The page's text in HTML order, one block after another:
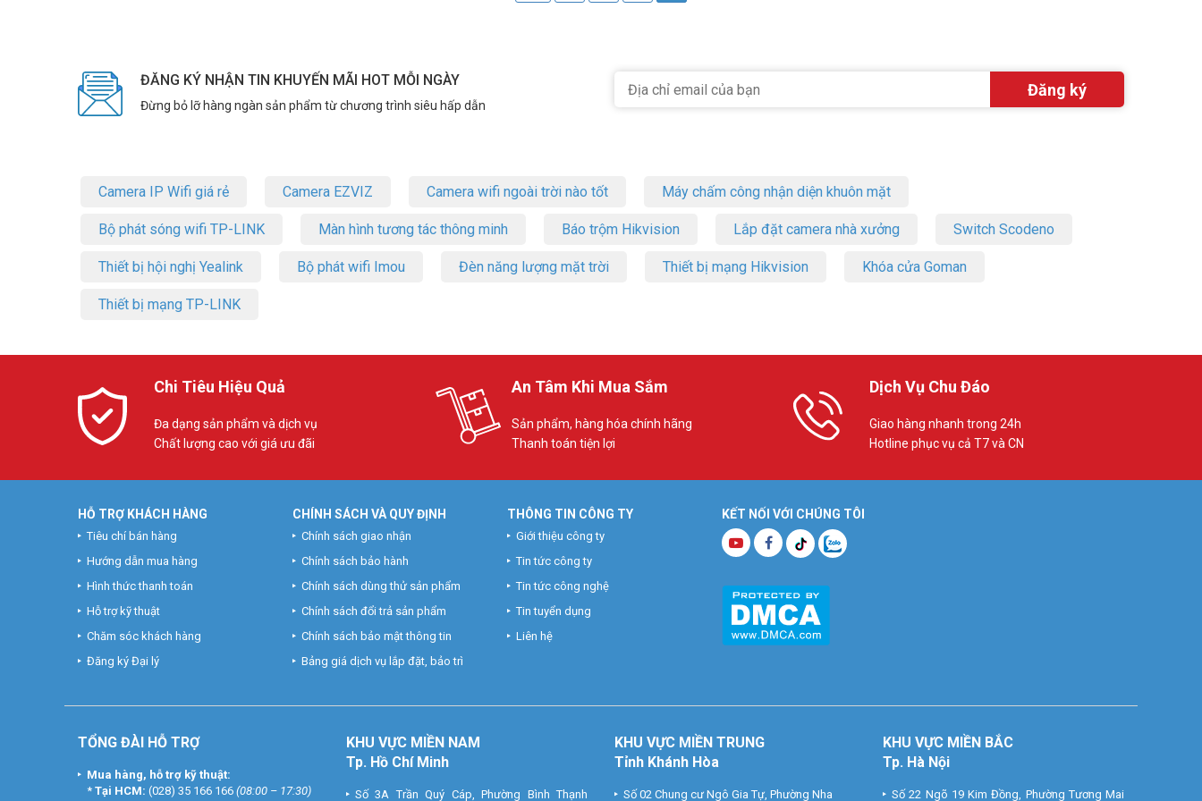
ĐĂNG KÝ NHẬN TIN KHUYẾN MÃI HOT MỖI NGÀY
Đừng bỏ lỡ hàng ngàn sản phẩm từ chương trình siêu hấp dẫn
Camera IP Wifi giá rẻ Camera EZVIZ Camera wifi ngoài trời nào tốt Máy chấm công nhận diện khuôn mặt
Bộ phát sóng wifi TP-LINK Màn hình tương tác thông minh Báo trộm Hikvision Lắp đặt camera nhà xưởng Switch Scodeno
Thiết bị hội nghị Yealink Bộ phát wifi Imou Đèn năng lượng mặt trời Thiết bị mạng Hikvision Khóa cửa Goman
Thiết bị mạng TP-LINK
Chi Tiêu Hiệu Quả
Đa dạng sản phẩm và dịch vụ
Chất lượng cao với giá ưu đãi
An Tâm Khi Mua Sắm
Sản phẩm, hàng hóa chính hãng
Thanh toán tiện lợi
Dịch Vụ Chu Đáo
Giao hàng nhanh trong 24h
Hotline phục vụ cả T7 và CN
KẾT NỐI VỚI CHÚNG TÔI
HỖ TRỢ KHÁCH HÀNG
Tiêu chí bán hàng
Hướng dẫn mua hàng
Hình thức thanh toán
Hỗ trợ kỹ thuật
Chăm sóc khách hàng
Đăng ký Đại lý
CHÍNH SÁCH VÀ QUY ĐỊNH
Chính sách giao nhận
Chính sách bảo hành
Chính sách dùng thử sản phẩm
Chính sách đổi trả sản phẩm
Chính sách bảo mật thông tin
Bảng giá dịch vụ lắp đặt, bảo trì
THÔNG TIN CÔNG TY
Giới thiệu công ty
Tin tức công ty
Tin tức công nghệ
Tin tuyển dụng
Liên hệ
TỔNG ĐÀI HỖ TRỢ
Mua hàng, hỗ trợ kỹ thuật:
* Tại HCM: (028) 35 166 166 (08:00 – 17:30)
KHU VỰC MIỀN NAM
Tp. Hồ Chí Minh
Số 3A Trần Quý Cáp, Phường Bình Thạnh
KHU VỰC MIỀN TRUNG
Tỉnh Khánh Hòa
Số 02 Chung cư Ngô Gia Tự, Phường Nha
KHU VỰC MIỀN BẮC
Tp. Hà Nội
Số 22 Ngõ 19 Kim Đồng, Phường Tương Mai